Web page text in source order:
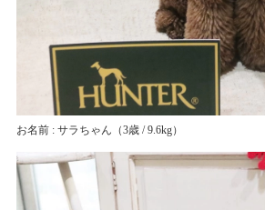
お名前 : サラちゃん （3歳 / 9.6kg）